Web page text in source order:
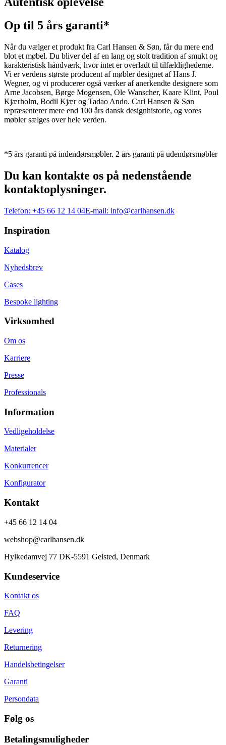
Op til 5 års garanti*
Når du vælger et produkt fra Carl Hansen & Søn, får du mere end
blot et møbel. Du bliver del af en lang og stolt tradition af smukt og
karakteristisk håndværk, hvor intet er overladt til tilfældighederne.
Vi er verdens største producent af møbler designet af Hans J.
Wegner, og vi producerer også værker af anerkendte designere som
Arne Jacobsen, Børge Mogensen, Ole Wanscher, Kaare Klint, Poul
Kjærholm, Bodil Kjær og Tadao Ando. Carl Hansen & Søn
repræsenterer mere end 100 års dansk designhistorie, og vores
møbler sælges over hele verden.
*5 års garanti på indendørsmøbler. 2 års garanti på udendørsmøbler
Du kan kontakte os på nedenstående
kontaktoplysninger.
Telefon: +45 66 12 14 04E-mail: info@carlhansen.dk
Inspiration
Katalog
Nyhedsbrev
Cases
Bespoke lighting
Virksomhed
Om os
Karriere
Presse
Professionals
Information
Vedligeholdelse
Materialer
Konkurrencer
Konfigurator
Kontakt
+45 66 12 14 04
webshop@carlhansen.dk
Hylkedamvej 77 DK-5591 Gelsted, Denmark
Kundeservice
Kontakt os
FAQ
Levering
Returnering
Handelsbetingelser
Garanti
Persondata
Følg os
Betalingsmuligheder